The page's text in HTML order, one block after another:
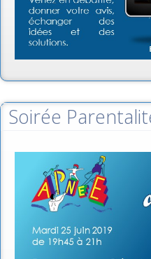
Soirée